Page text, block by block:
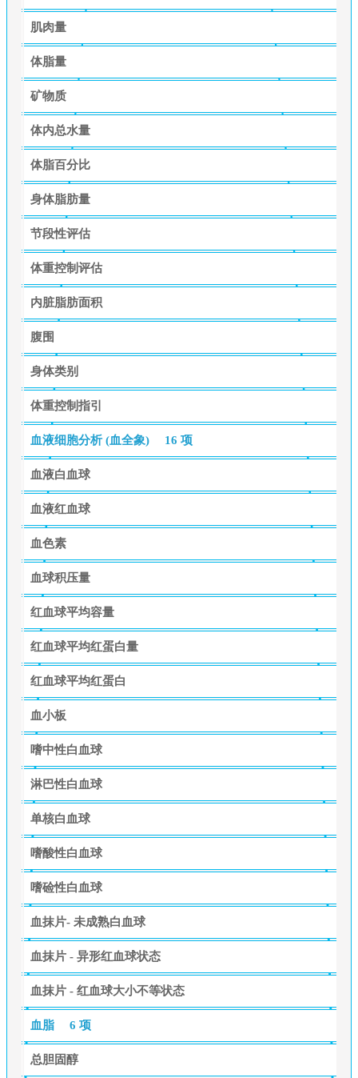
肌肉量
体脂量
矿物质
体内总水量
体脂百分比
身体脂肪量
节段性评估
体重控制评估
内脏脂肪面积
腹围
身体类别
体重控制指引
血液细胞分析 (血全象) 16 项
血液白血球
血液红血球
血色素
血球积压量
红血球平均容量
红血球平均红蛋白量
红血球平均红蛋白
血小板
嗜中性白血球
淋巴性白血球
单核白血球
嗜酸性白血球
嗜硷性白血球
血抹片- 未成熟白血球
血抹片 - 异形红血球状态
血抹片 - 红血球大小不等状态
血脂 6 项
总胆固醇